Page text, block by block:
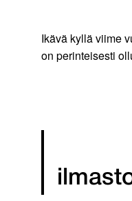
Ikävä kyllä viime
on perinteisesti